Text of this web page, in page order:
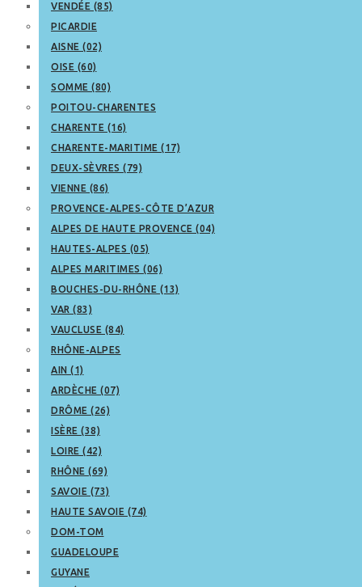
VENDÉE (85)
PICARDIE
AISNE (02)
OISE (60)
SOMME (80)
POITOU-CHARENTES
CHARENTE (16)
CHARENTE-MARITIME (17)
DEUX-SÈVRES (79)
VIENNE (86)
PROVENCE-ALPES-CÔTE D’AZUR
ALPES DE HAUTE PROVENCE (04)
HAUTES-ALPES (05)
ALPES MARITIMES (06)
BOUCHES-DU-RHÔNE (13)
VAR (83)
VAUCLUSE (84)
RHÔNE-ALPES
AIN (1)
ARDÈCHE (07)
DRÔME (26)
ISÈRE (38)
LOIRE (42)
RHÔNE (69)
SAVOIE (73)
HAUTE SAVOIE (74)
DOM-TOM
GUADELOUPE
GUYANE